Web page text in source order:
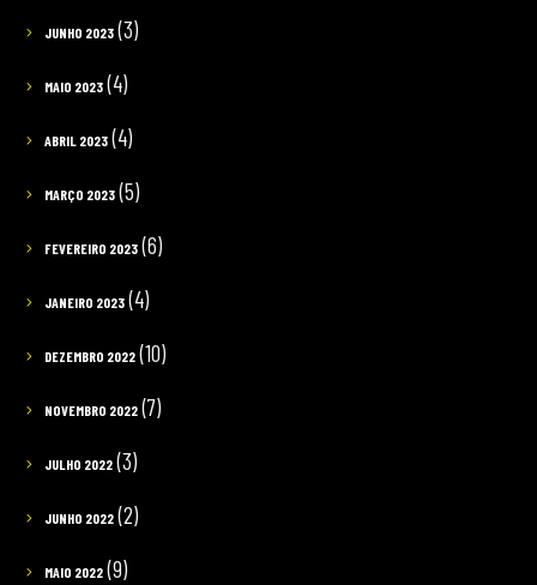
JUNHO 2023(3)
MAIO 2023(4)
ABRIL 2023(4)
MARÇO 2023(5)
FEVEREIRO 2023(6)
JANEIRO 2023(4)
DEZEMBRO 2022(10)
NOVEMBRO 2022(7)
JULHO 2022(3)
JUNHO 2022(2)
MAIO 2022(9)